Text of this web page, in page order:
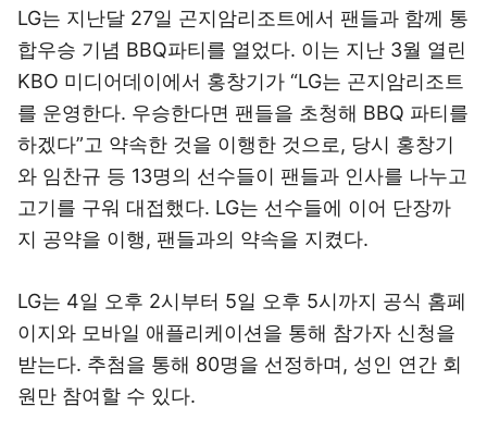
LG는 지난달 27일 곤지암리조트에서 팬들과 함께 통
합우승 기념 BBQ파티를 열었다. 이는 지난 3월 열린
KBO 미디어데이에서 홍창기가 “LG는 곤지암리조트
를 운영한다. 우승한다면 팬들을 초청해 BBQ 파티를
하겠다”고 약속한 것을 이행한 것으로, 당시 홍창기
와 임찬규 등 13명의 선수들이 팬들과 인사를 나누고
고기를 구워 대접했다. LG는 선수들에 이어 단장까
지 공약을 이행, 팬들과의 약속을 지켰다.
LG는 4일 오후 2시부터 5일 오후 5시까지 공식 홈페
이지와 모바일 애플리케이션을 통해 참가자 신청을
받는다. 추첨을 통해 80명을 선정하며, 성인 연간 회
원만 참여할 수 있다.